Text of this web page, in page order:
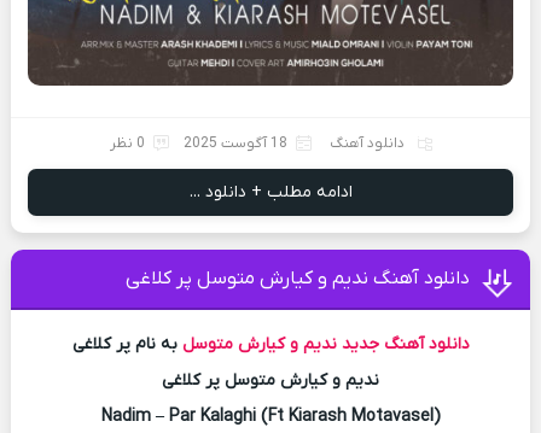
دانلود آهنگ 18 آگوست 2025 0 نظر
ادامه مطلب + دانلود ...
دانلود آهنگ ندیم و کیارش متوسل پر کلاغی
دانلود آهنگ جدید ندیم و کیارش متوسل به نام پر کلاغی
ندیم و کیارش متوسل پر کلاغی
Nadim – Par Kalaghi (Ft Kiarash Motavasel)